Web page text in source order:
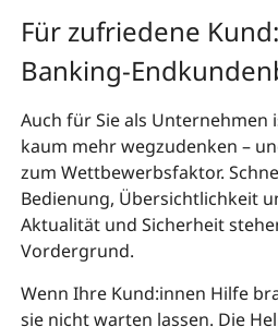
Für zufriedene
Banking-
Auch für Sie als Unternehmen
kaum mehr wegzudenken –
zum Wettbewerbsfaktor.
Bedienung, Übersichtlichkeit
Aktualität und Sicherheit
Vordergrund.
Wenn Ihre Kund:innen Hilfe
sie nicht warten lassen. Die